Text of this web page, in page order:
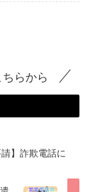
らから
】詐欺電話に